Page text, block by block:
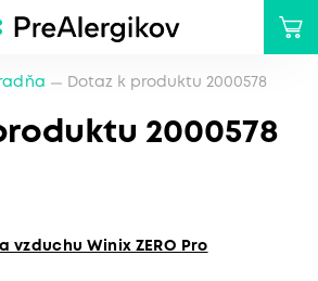
Dotaz k produktu 2000578
2000578
vzduchu Winix ZERO Pro